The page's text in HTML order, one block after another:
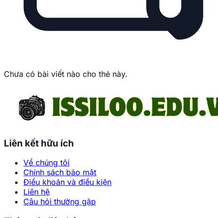
Chưa có bài viết nào cho thẻ này.
Liên kết hữu ích
Về chúng tôi
Chính sách bảo mật
Điều khoản và điều kiện
Liên hệ
Câu hỏi thường gặp